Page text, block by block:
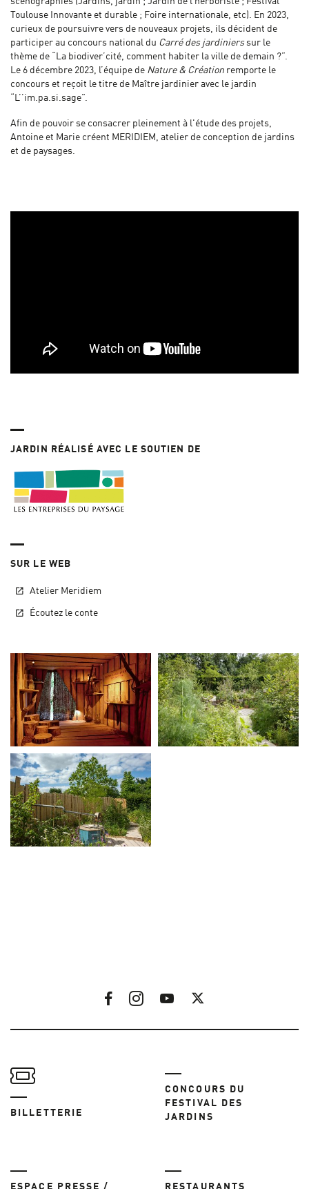
Toulouse Innovante et durable ; Foire internationale, etc). En 2023,
curieux de poursuivre vers de nouveaux projets, ils décident de
participer au concours national du Carré des jardinierssur le
thème de “La biodiver’cité, comment habiter la ville de demain ?”.
Le 6 décembre 2023, l’équipe de Nature & Création remporte le
concours et reçoit le titre de Maître jardinier avec le jardin
“L’’im.pa.si.sage”.
Afin de pouvoir se consacrer pleinement à l'étude des projets,
Antoine et Marie créent MERIDIEM, atelier de conception de jardins
et de paysages.
JARDIN RÉALISÉ AVEC LE SOUTIEN DE
SUR LE WEB
Atelier Meridiem
Écoutez le conte
BILLETTERIE
CONCOURS DU
FESTIVAL DES
JARDINS
ESPACE PRESSE /
RESTAURANTS